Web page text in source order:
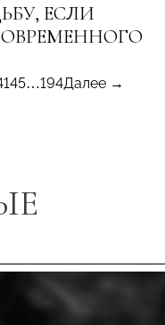
ЕСЛИ
145…194Далее →